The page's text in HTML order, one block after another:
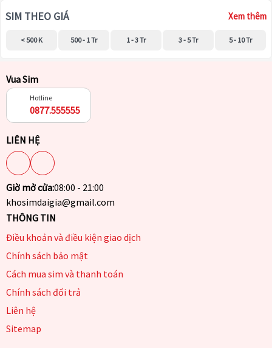
SIM THEO GIÁ Xem thêm
< 500 K 500 - 1 Tr 1 - 3 Tr 3 - 5 Tr 5 - 10 Tr
Vua Sim
Hotline
0877.555555
LIÊN HỆ
Giờ mở cửa:08:00 - 21:00
khosimdaigia@gmail.com
THÔNG TIN
Điều khoản và điều kiện giao dịch
Chính sách bảo mật
Cách mua sim và thanh toán
Chính sách đổi trả
Liên hệ
Sitemap